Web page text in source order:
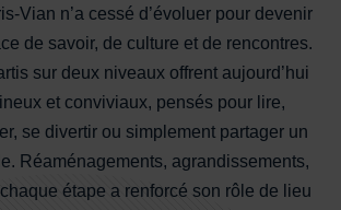
Vian n’a cessé d’évoluer pour devenir
de savoir, de culture et de rencontres.
sur deux niveaux offrent aujourd’hui
et conviviaux, pensés pour lire,
se divertir ou simplement partager un
Réaménagements, agrandissements,
étape a renforcé son rôle de lieu